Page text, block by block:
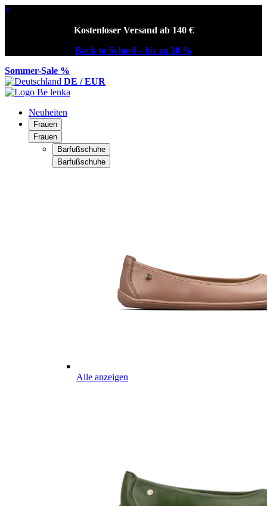
×
Kostenloser Versand ab 140 €
Back to School – bis zu 30 %
Sommer-Sale %
DE / EUR
Neuheiten
Frauen
Frauen
Barfußschuhe
Barfußschuhe
Alle anzeigen